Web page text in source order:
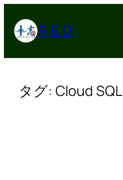
キ
R & D
タグ: Cloud SQL